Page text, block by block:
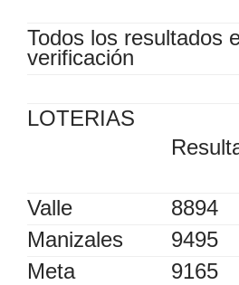
Todos los resultados
verificación
LOTERIAS
Valle
8894
Manizales
9495
Meta
9165